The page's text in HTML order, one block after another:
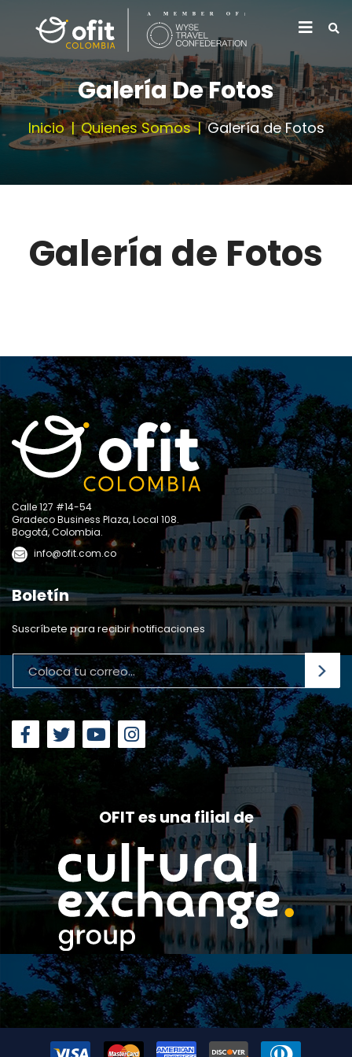
Galería De Fotos
Inicio Quienes Somos Galería de Fotos
Galería de Fotos
Calle 127 #14-54
Gradeco Business Plaza, Local 108.
Bogotá, Colombia.
info@ofit.com.co
Boletín
Suscríbete para recibir notificaciones
OFIT es una filial de